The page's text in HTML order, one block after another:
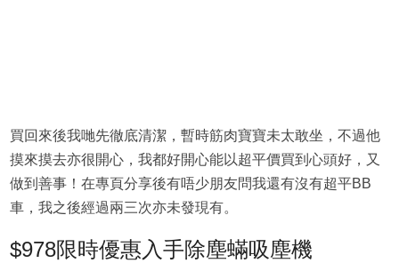
買回來後我哋先徹底清潔，暫時筋肉寶寶未太敢坐，不過他
摸來摸去亦很開心，我都好開心能以超平價買到心頭好，又
做到善事！在專頁分享後有唔少朋友問我還有沒有超平BB
車，我之後經過兩三次亦未發現有。
$978限時優惠入手除塵蟎吸塵機